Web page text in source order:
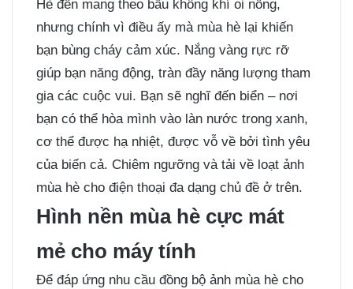
Hè đến mang theo bầu không khí oi nồng,
nhưng chính vì điều ấy mà mùa hè lại khiến
bạn bùng cháy cảm xúc. Nắng vàng rực rỡ
giúp bạn năng động, tràn đầy năng lượng tham
gia các cuộc vui. Bạn sẽ nghĩ đến biển – nơi
bạn có thể hòa mình vào làn nước trong xanh,
cơ thể được hạ nhiệt, được vỗ về bởi tình yêu
của biển cả. Chiêm ngưỡng và tải về loạt ảnh
mùa hè cho điện thoại đa dạng chủ đề ở trên.
Hình nền mùa hè cực mát
mẻ cho máy tính
Để đáp ứng nhu cầu đồng bộ ảnh mùa hè cho